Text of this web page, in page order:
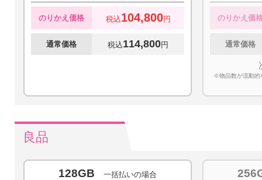
のりかえ価格 税込104,800円
通常価格 税込114,800円
のりかえ価
通常価格
※物品数が流動的
良品
128GB 一括払いの場合